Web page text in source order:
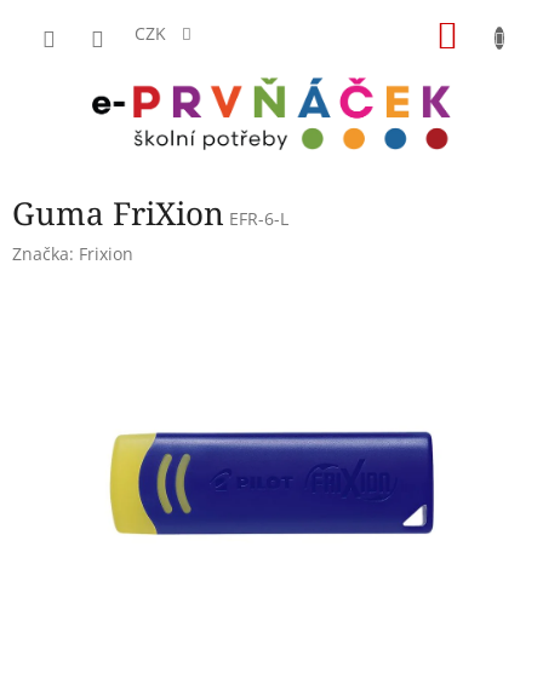
CZK
Guma FriXion EFR-6-L
Značka: Frixion